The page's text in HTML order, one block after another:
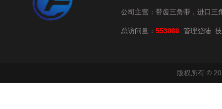
公司主营：带齿三角带，进口三
总访问量： 553086 管理登陆
版权所有 ©